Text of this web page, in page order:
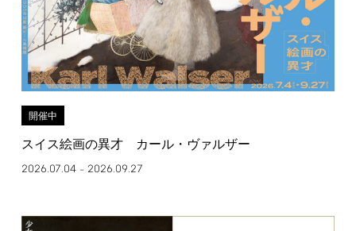
開催中
スイス絵画の異才 カール・ヴァルザー
2026.07.04– 2026.09.27